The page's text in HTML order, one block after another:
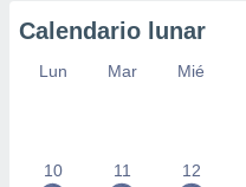
Calendario lunar
Lun Mar Mié
10 11 12